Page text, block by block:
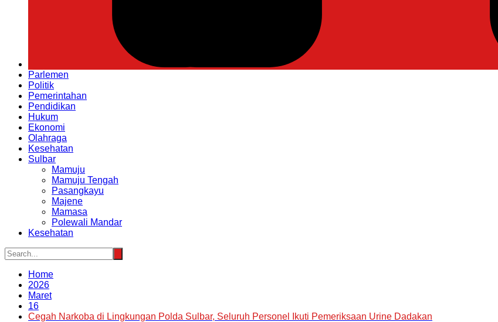
Parlemen
Politik
Pemerintahan
Pendidikan
Hukum
Ekonomi
Olahraga
Kesehatan
Sulbar
Mamuju
Mamuju Tengah
Pasangkayu
Majene
Mamasa
Polewali Mandar
Kesehatan
Home
2026
Maret
16
Cegah Narkoba di Lingkungan Polda Sulbar, Seluruh Personel Ikuti Pemeriksaan Urine Dadakan